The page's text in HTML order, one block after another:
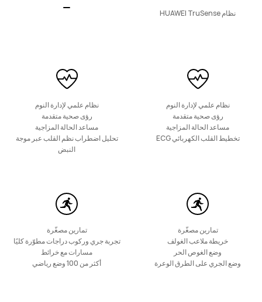
HUAWEI Band 10
نظام HUAWEI TruSense
نظام علمي لإدارة النوم
رؤى صحية متقدمة
مساعد الحالة المزاجية
تخطيط القلب الكهربائي ECG
تمارين مصغّرة
خريطة ملاعب الغولف
وضع الغوص الحر
وضع الجري على الطرق الوعرة
نظام علمي لإدارة النوم
رؤى صحية متقدمة
مساعد الحالة المزاجية
تحليل اضطراب نظم القلب عبر موجة
النبض
تمارين مصغّرة
تجربة جري وركوب دراجات مطوّرة كليًا
مسارات مع خرائط
أكثر من 100 وضع رياضي